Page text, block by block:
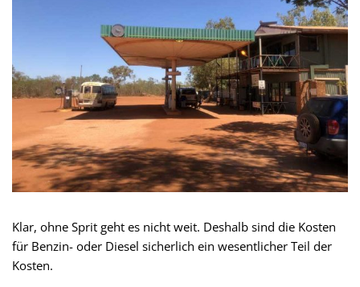
Klar, ohne Sprit geht es nicht weit. Deshalb sind die Kosten
für Benzin- oder Diesel sicherlich ein wesentlicher Teil der
Kosten.